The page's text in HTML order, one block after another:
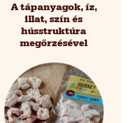
A tápanyagok, íz,
illat, szín és
hússtruktúra
megőrzésével